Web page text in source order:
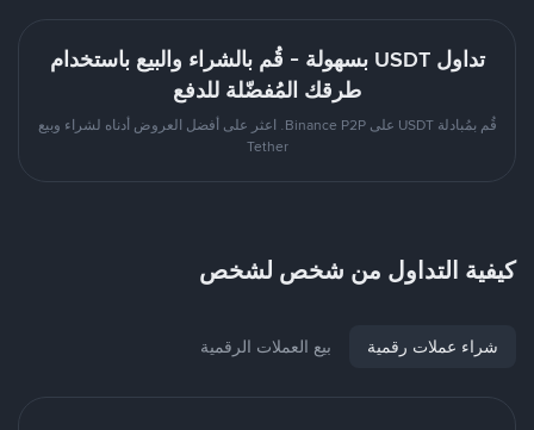
تداول USDT بسهولة - قُم بالشراء والبيع باستخدام
طرقك المُفضّلة للدفع
قُم بمُبادلة USDT على Binance P2P. اعثر على أفضل العروض أدناه لشراء وبيع
Tether
كيفية التداول من شخص لشخص
شراء عملات رقمية بيع العملات الرقمية